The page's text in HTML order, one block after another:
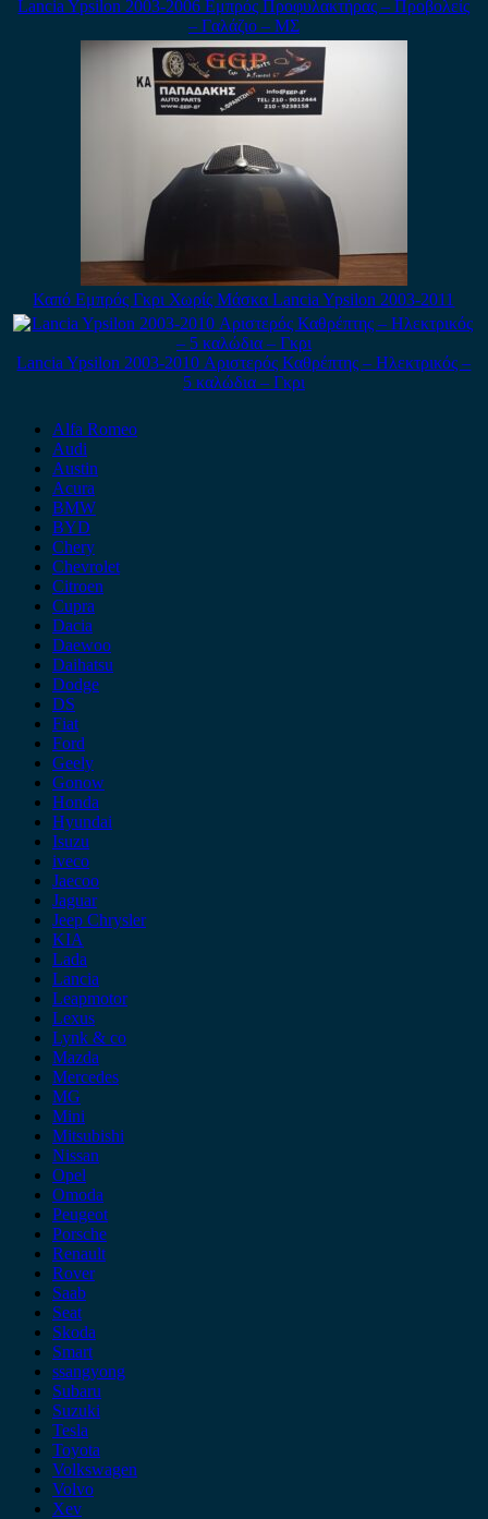
Lancia Ypsilon 2003-2006 Εμπρός Προφυλακτήρας – Προβολείς
– Γαλάζιο – ΜΣ
Καπό Εμπρός Γκρι Χωρίς Μάσκα Lancia Ypsilon 2003-2011
Lancia Ypsilon 2003-2010 Αριστερός Καθρέπτης – Ηλεκτρικός –
5 καλώδια – Γκρι
Alfa Romeo
Audi
Austin
Acura
BMW
BYD
Chery
Chevrolet
Citroen
Cupra
Dacia
Daewoo
Daihatsu
Dodge
DS
Fiat
Ford
Geely
Gonow
Honda
Hyundai
Isuzu
iveco
Jaecoo
Jaguar
Jeep Chrysler
KIA
Lada
Lancia
Leapmotor
Lexus
Lynk & co
Mazda
Mercedes
MG
Mini
Mitsubishi
Nissan
Opel
Omoda
Peugeot
Porsche
Renault
Rover
Saab
Seat
Skoda
Smart
ssangyong
Subaru
Suzuki
Tesla
Toyota
Volkswagen
Volvo
Xev